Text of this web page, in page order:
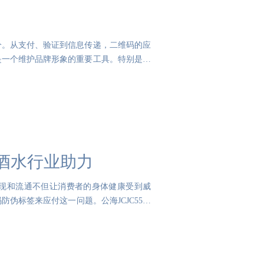
从支付、验证到信息传递，二维码的应
个维护品牌形象的重要工具。特别是近
水行业助力
和流通不但让消费者的身体健康受到威
标签来应付这一问题。公海JCJC5500